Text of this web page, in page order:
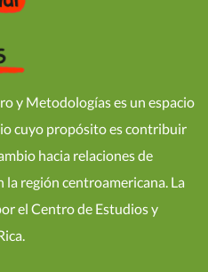
y Metodologías es un espacio
cuyo propósito es contribuir
hacia relaciones de
la región centroamericana. La
el Centro de Estudios y